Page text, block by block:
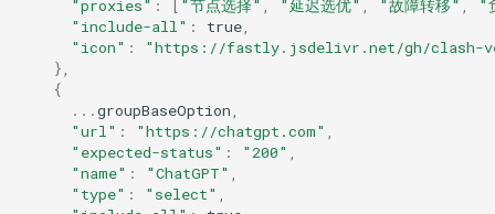
"proxies" : [ "节点选择" , "延迟选优" , "故障转移" ,
"
"include-all" : true,
"icon" :
"https://fastly.jsdelivr.net/gh/clash-
},
{
...groupBaseOption,
"url" : "https://chatgpt.com" ,
"expected-status" : "200" ,
"name" : "ChatGPT" ,
"type" : "select" ,